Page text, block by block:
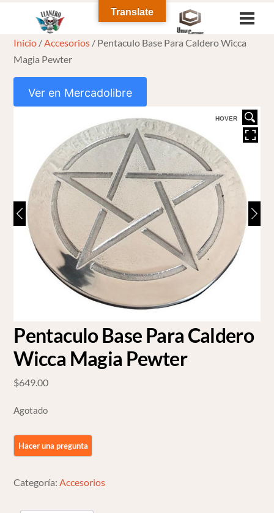
content
Inicio /Accesorios / Pentaculo Base Para Caldero Wicca
Magia Pewter
Ver en Mercadolibre
HOVER
Pentaculo Base Para Caldero
Wicca Magia Pewter
$649.00
Agotado
Categoría:Accesorios
Translate